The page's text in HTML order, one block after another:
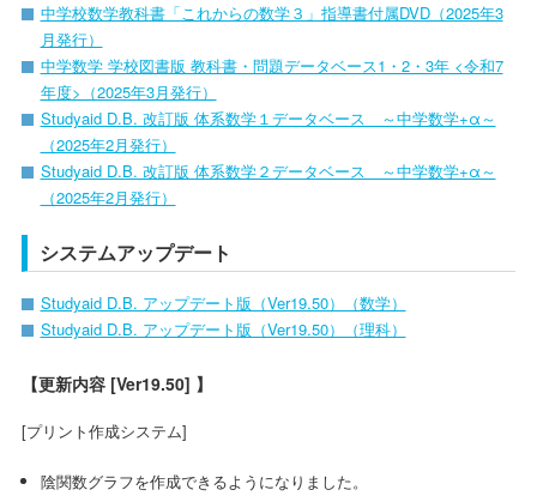
中学校数学教科書「これからの数学３」指導書付属DVD（2025年3
月発行）
中学数学 学校図書版 教科書・問題データベース1・2・3年 <令和7
年度>（2025年3月発行）
Studyaid D.B. 改訂版 体系数学１データベース ～中学数学+α～
（2025年2月発行）
Studyaid D.B. 改訂版 体系数学２データベース ～中学数学+α～
（2025年2月発行）
システムアップデート
Studyaid D.B. アップデート版（Ver19.50）（数学）
Studyaid D.B. アップデート版（Ver19.50）（理科）
【更新内容 [Ver19.50] 】
[プリント作成システム]
陰関数グラフを作成できるようになりました。